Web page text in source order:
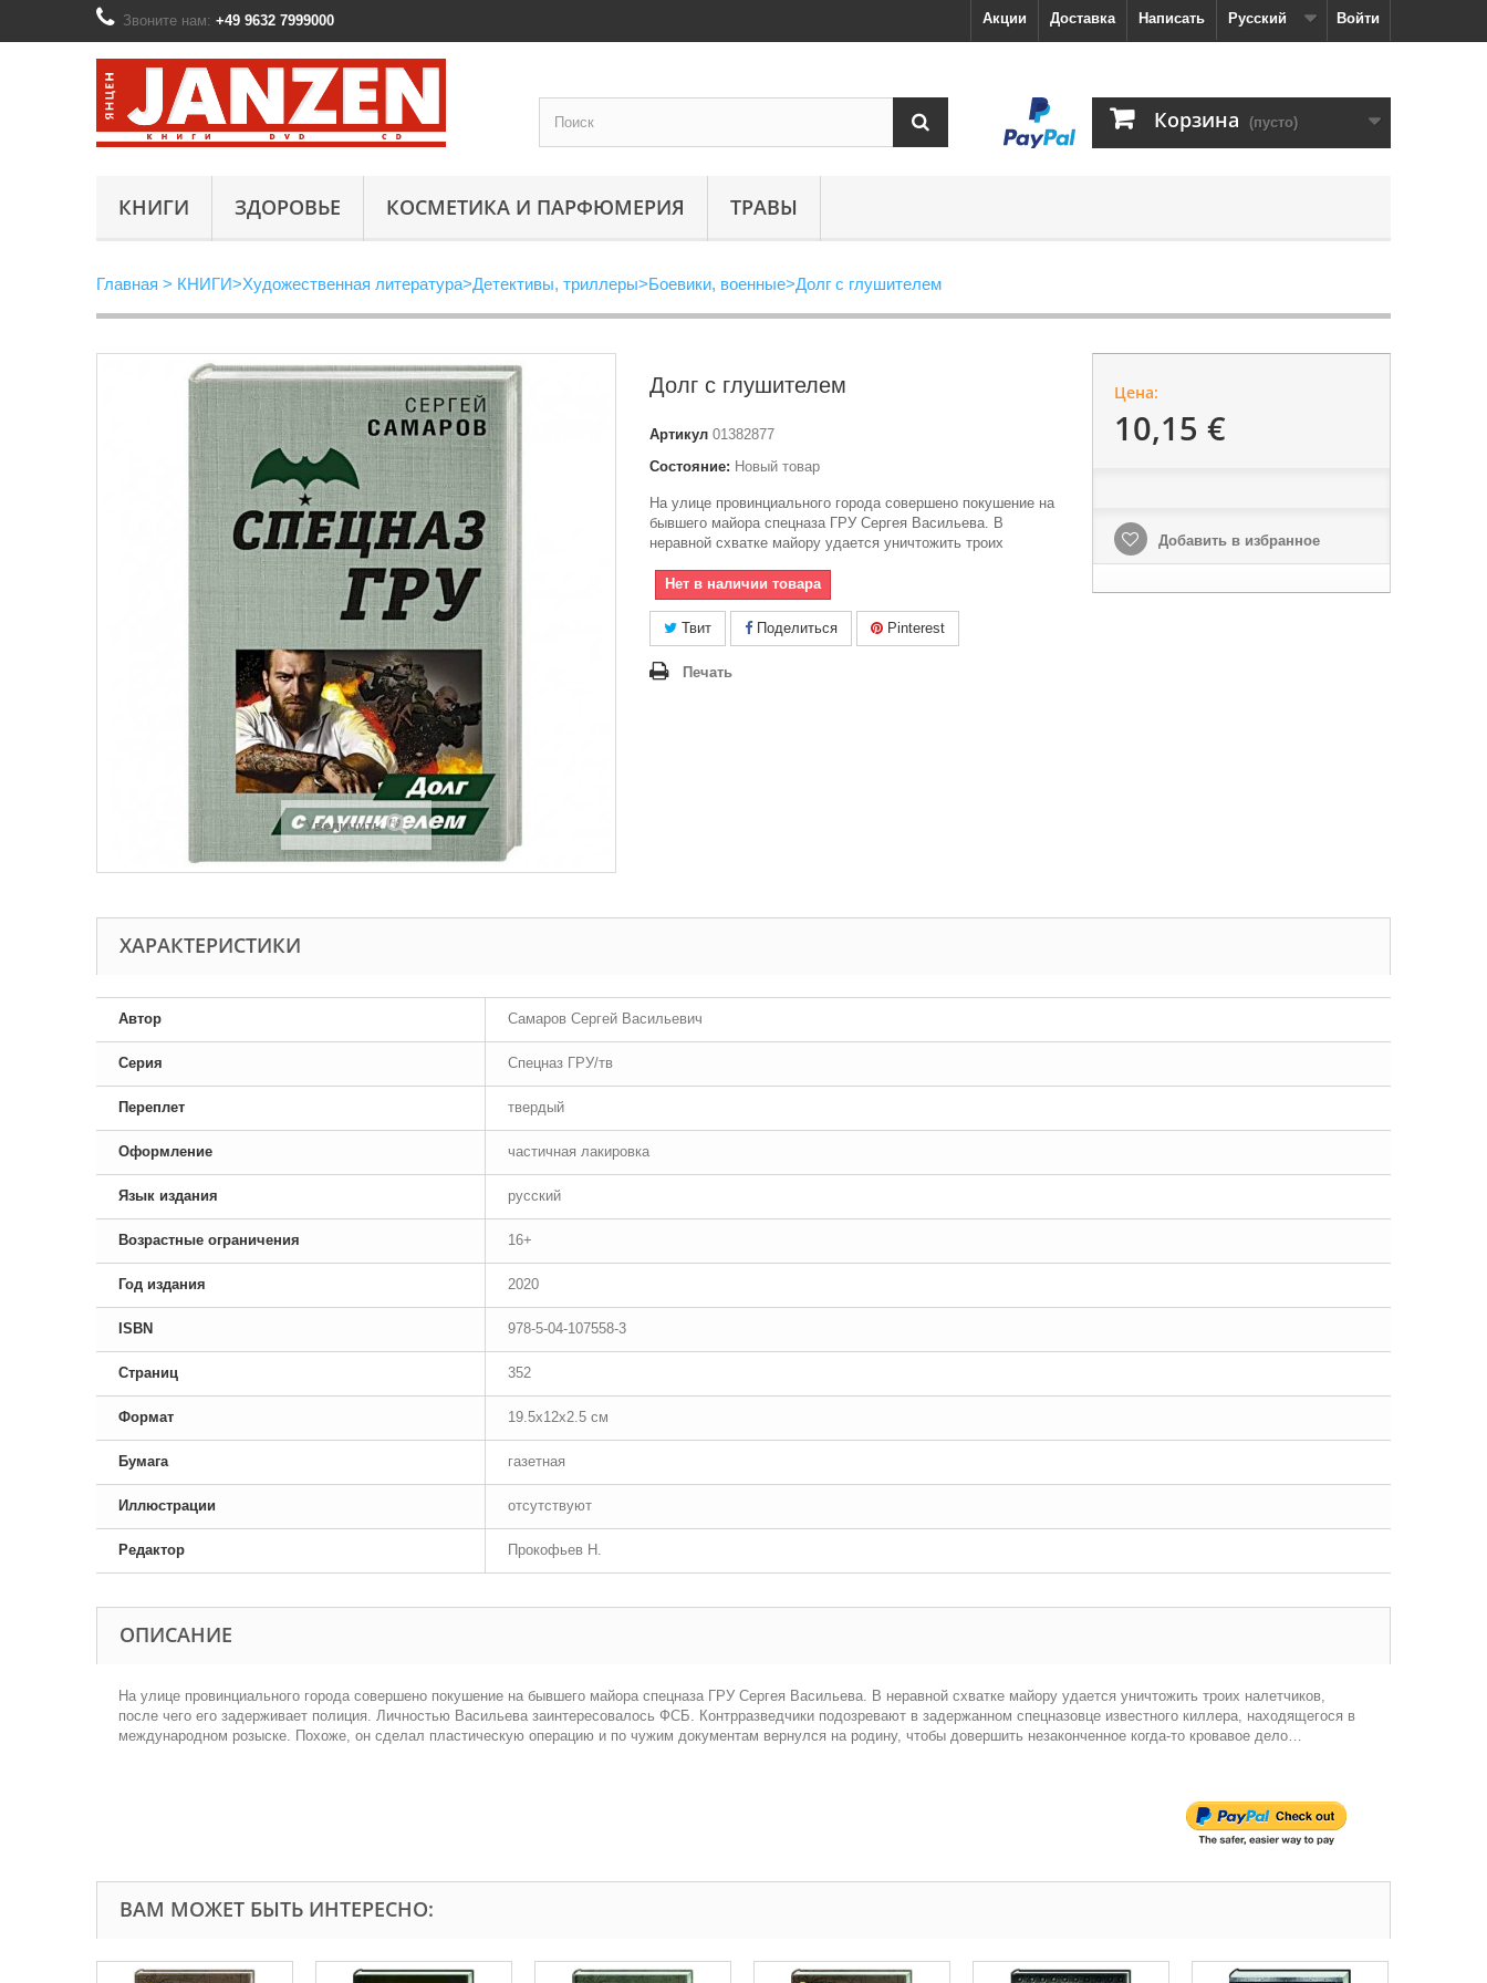
Войти
Русский
Написать
Доставка
Акции
Звоните нам: +49 9632 7999000
Корзина (пусто)
КНИГИ ЗДОРОВЬЕ КОСМЕТИКА И ПАРФЮМЕРИЯ ТРАВЫ
Главная > КНИГИ>Художественная литература>Детективы, триллеры>Боевики, военные>Долг с глушителем
Увеличить
Долг с глушителем
Артикул 01382877
Состояние: Новый товар
На улице провинциального города совершено покушение на
бывшего майора спецназа ГРУ Сергея Васильева. В
неравной схватке майору удается уничтожить троих
Нет в наличии товара
Твит Поделиться Pinterest
Печать
Цена:
10,15 €
Добавить в избранное
ХАРАКТЕРИСТИКИ
Автор Самаров Сергей Васильевич
Серия Спецназ ГРУ/тв
Переплет твердый
Оформление частичная лакировка
Язык издания русский
Возрастные ограничения 16+
Год издания 2020
ISBN 978-5-04-107558-3
Страниц 352
Формат 19.5x12x2.5 см
Бумага газетная
Иллюстрации отсутствуют
Редактор Прокофьев Н.
ОПИСАНИЕ
На улице провинциального города совершено покушение на бывшего майора спецназа ГРУ Сергея Васильева. В неравной схватке майору удается уничтожить троих налетчиков,
после чего его задерживает полиция. Личностью Васильева заинтересовалось ФСБ. Контрразведчики подозревают в задержанном спецназовце известного киллера, находящегося в
международном розыске. Похоже, он сделал пластическую операцию и по чужим документам вернулся на родину, чтобы довершить незаконченное когда-то кровавое дело…
ВАМ МОЖЕТ БЫТЬ ИНТЕРЕСНО: